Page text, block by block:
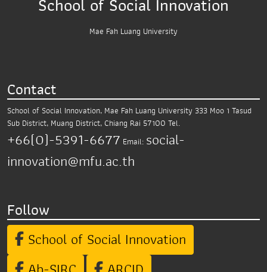
School of Social Innovation
Mae Fah Luang University
Contact
School of Social Innovation, Mae Fah Luang University 333 Moo 1 Tasud
Sub District, Muang District, Chiang Rai 57100 Tel.
+66(0)-5391-6677 Email: social-
innovation@mfu.ac.th
Follow
School of Social Innovation